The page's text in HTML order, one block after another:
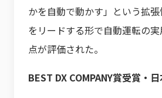
かを自動で動かす」という拡
をリードする形で自動運転の
点が評価された。
BEST DX COMPANY賞受賞・